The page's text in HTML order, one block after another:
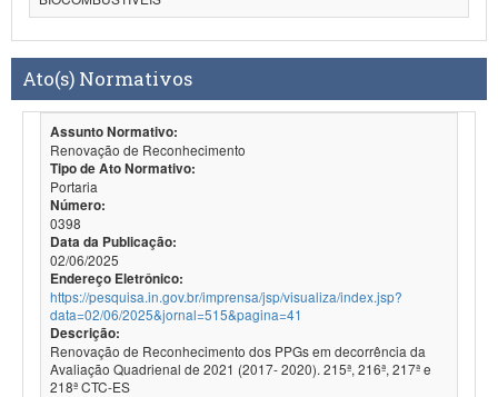
Ato(s) Normativos
Assunto Normativo:
Renovação de Reconhecimento
Tipo de Ato Normativo:
Portaria
Número:
0398
Data da Publicação:
02/06/2025
Endereço Eletrônico:
https://pesquisa.in.gov.br/imprensa/jsp/visualiza/index.jsp?
data=02/06/2025&jornal=515&pagina=41
Descrição:
Renovação de Reconhecimento dos PPGs em decorrência da
Avaliação Quadrienal de 2021 (2017- 2020). 215ª, 216ª, 217ª e
218ª CTC-ES